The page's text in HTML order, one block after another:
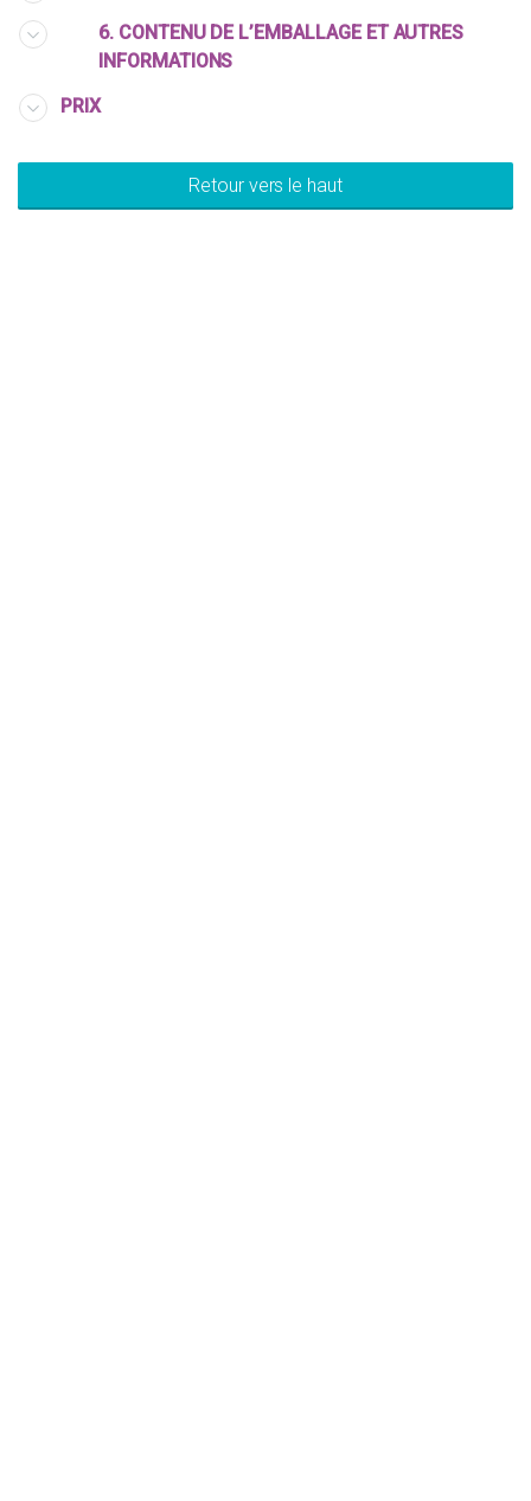
6. CONTENU DE L’EMBALLAGE ET AUTRES
INFORMATIONS
PRIX
Retour vers le haut